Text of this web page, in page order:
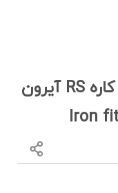
دستگاه بدنسازی خیاطه دو کاره RS آیرون